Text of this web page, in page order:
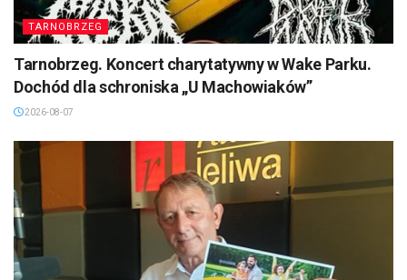
TARNOBRZEG
Tarnobrzeg. Koncert charytatywny w Wake Parku.
Dochód dla schroniska „U Machowiaków”
2026-08-07